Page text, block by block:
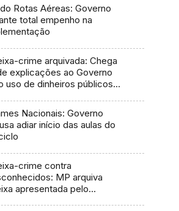
Rotas Aéreas: Governo
total empenho na
crime arquivada: Chega
explicações ao Governo
uso de dinheiros públicos
Nacionais: Governo
adiar início das aulas do
crime contra
MP arquiva
apresentada pelo